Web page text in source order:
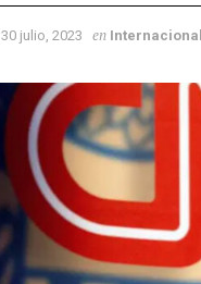
30 julio, 2023 en Internacional